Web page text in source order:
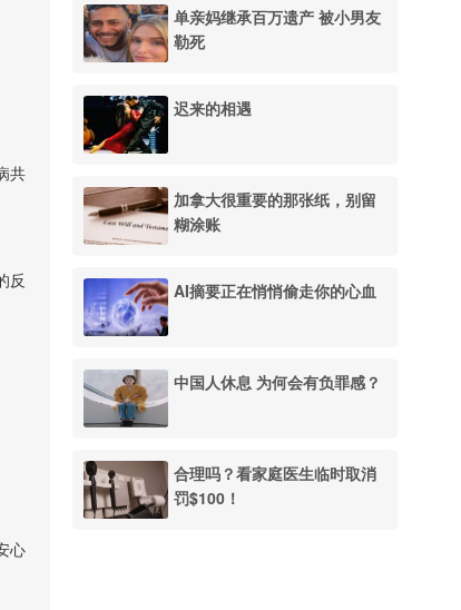
单亲妈继承百万遗产 被小男友
勒死
迟来的相遇
加拿大很重要的那张纸，别留
糊涂账
AI摘要正在悄悄偷走你的心血
中国人休息 为何会有负罪感？
合理吗？看家庭医生临时取消
罚$100！
共
反
心